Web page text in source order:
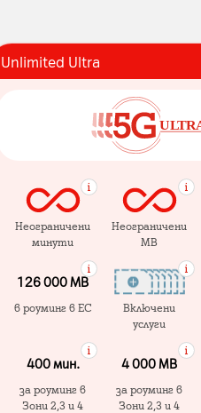
Unlimited Ultra
Неограничени
минути
Неограничени
MB
126 000 MB
в роуминг в ЕС
Включени
услуги
400 мин.
за роуминг в
Зони 2,3 и 4
4 000 МB
за роуминг в
Зони 2,3 и 4